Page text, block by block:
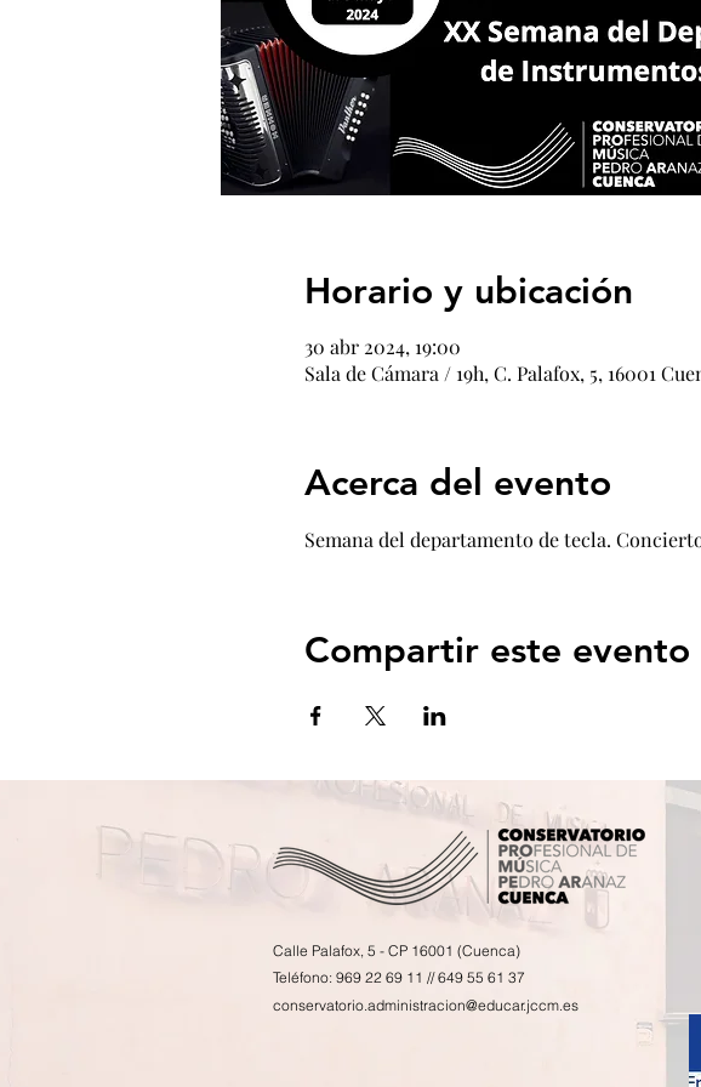
Horario y ubicación
30 abr 2024, 19:00
Sala de Cámara / 19h, C. Palafox, 5, 16001
Acerca del evento
Semana del departamento de tecla.
Compartir este evento
Calle Palafox, 5 - CP 16001 (Cuenca)
Teléfono: 969 22 69 11 // 649 55 61 37
conservatorio.administracion@educar.jccm.es